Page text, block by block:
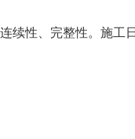
性、完整性。施工